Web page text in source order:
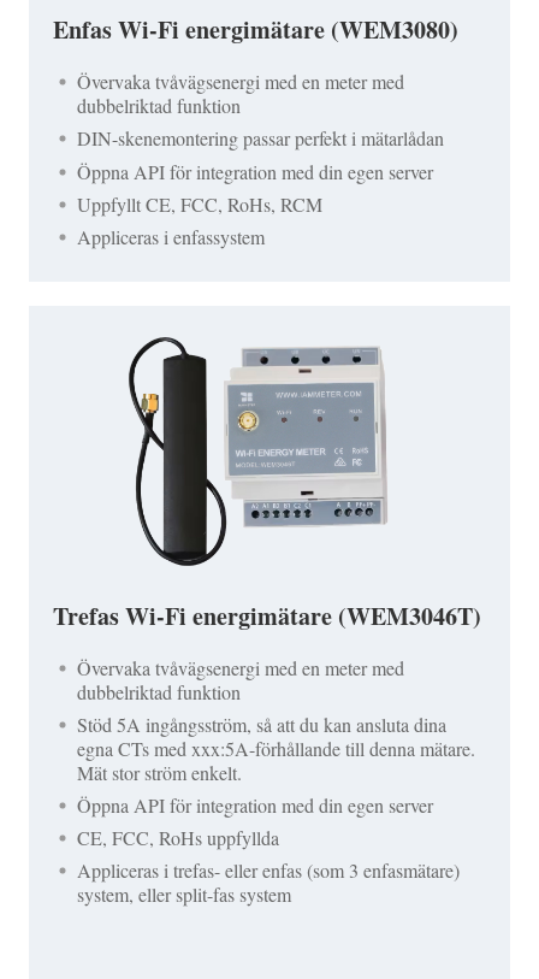
Enfas Wi-Fi energimätare (WEM3080)
Övervaka tvåvägsenergi med en meter med
dubbelriktad funktion
DIN-skenemontering passar perfekt i mätarlådan
Öppna API för integration med din egen server
Uppfyllt CE, FCC, RoHs, RCM
Appliceras i enfassystem
Trefas Wi-Fi energimätare (WEM3046T)
Övervaka tvåvägsenergi med en meter med
dubbelriktad funktion
Stöd 5A ingångsström, så att du kan ansluta dina
egna CTs med xxx:5A-förhållande till denna mätare.
Mät stor ström enkelt.
Öppna API för integration med din egen server
CE, FCC, RoHs uppfyllda
Appliceras i trefas- eller enfas (som 3 enfasmätare)
system, eller split-fas system